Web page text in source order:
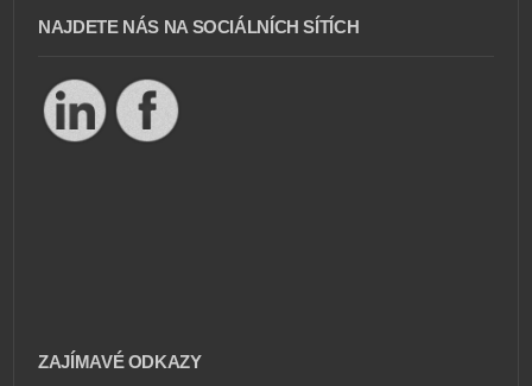
NAJDETE NÁS NA SOCIÁLNÍCH SÍTÍCH
ZAJÍMAVÉ ODKAZY